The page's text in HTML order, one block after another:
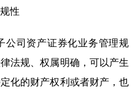
性
公司资产证券化业务管理规
法规、权属明确，可以产生
化的财产权利或者财产，也